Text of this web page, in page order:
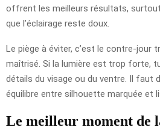
offrent les meilleurs résultats,
que l’éclairage reste doux.
Le piège à éviter, c’est le contre-jour
maîtrisé. Si la lumière est trop forte,
détails du visage ou du ventre. Il faut
équilibre entre silhouette marquée et
Le meilleur moment de